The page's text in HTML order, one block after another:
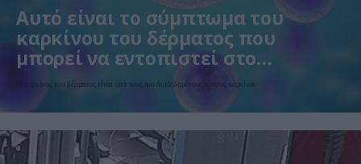
Αυτό είναι το σύμπτωμα του
καρκίνου του δέρματος που
μπορεί να εντοπιστεί στο
κομμωτήριο! – Τι δείχνει νέα
έρευνα
Ο καρκίνος του δέρματος είναι από τους πιο διαδεδομένους τύπους καρκίνου